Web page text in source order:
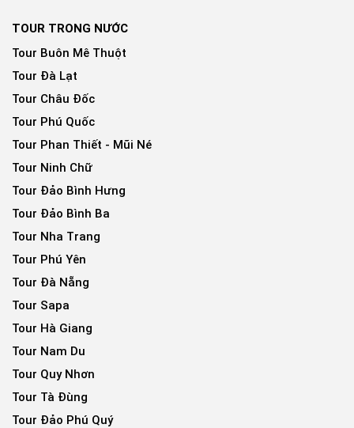
TOUR TRONG NƯỚC
Tour Buôn Mê Thuột
Tour Đà Lạt
Tour Châu Đốc
Tour Phú Quốc
Tour Phan Thiết - Mũi Né
Tour Ninh Chữ
Tour Đảo Bình Hưng
Tour Đảo Bình Ba
Tour Nha Trang
Tour Phú Yên
Tour Đà Nẵng
Tour Sapa
Tour Hà Giang
Tour Nam Du
Tour Quy Nhơn
Tour Tà Đùng
Tour Đảo Phú Quý